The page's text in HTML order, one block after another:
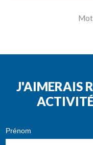
Mot
J'AIMERAIS
Prénom